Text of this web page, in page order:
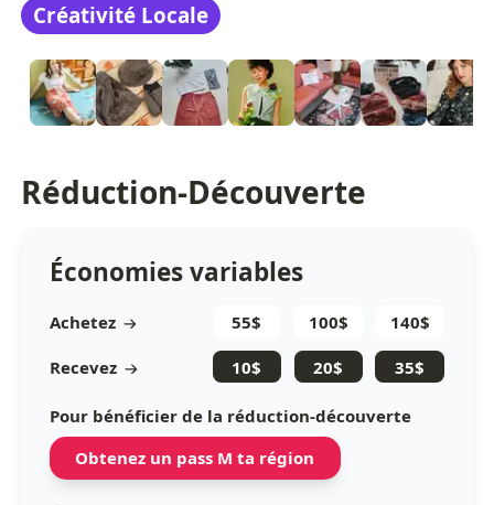
Créativité Locale
Réduction-Découverte
Économies variables
Achetez 55$ 100$ 140$
Recevez 10$ 20$ 35$
Pour bénéficier de la réduction-découverte
Obtenez un pass M ta région